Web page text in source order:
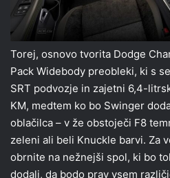
Torej, osnovo tvorita Dodge
Pack Widebody preobleki, ki s
SRT podvozje in zajetni 6,4-
KM, medtem ko bo Swinger
oblačilca – v že obstoječi F8
zeleni ali beli Knuckle barvi. Za
obrnite na nežnejši spol, ki bo
dodali, da bodo prav vsem